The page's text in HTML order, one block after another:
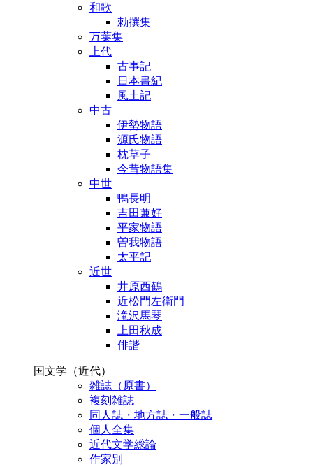
和歌
勅撰集
万葉集
上代
古事記
日本書紀
風土記
中古
伊勢物語
源氏物語
枕草子
今昔物語集
中世
鴨長明
吉田兼好
平家物語
曽我物語
太平記
近世
井原西鶴
近松門左衛門
滝沢馬琴
上田秋成
俳諧
国文学（近代）
雑誌（原書）
複刻雑誌
同人誌・地方誌・一般誌
個人全集
近代文学総論
作家別